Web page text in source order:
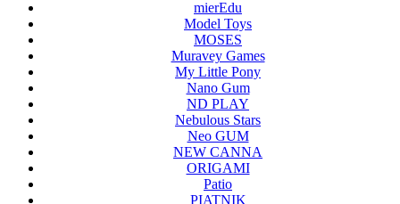
mierEdu
Model Toys
MOSES
Muravey Games
My Little Pony
Nano Gum
ND PLAY
Nebulous Stars
Neo GUM
NEW CANNA
ORIGAMI
Patio
PIATNIK